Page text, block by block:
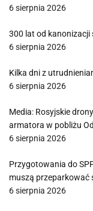
6 sierpnia 2026
300 lat od kanonizacji
6 sierpnia 2026
Kilka dni z
6 sierpnia 2026
Media: Rosyjskie
armatora w pobliżu
6 sierpnia 2026
Przygotowania do
muszą przeparkować
6 sierpnia 2026